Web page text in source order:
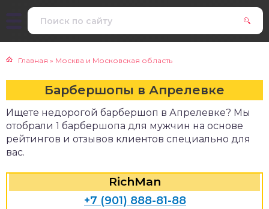
Главная » Москва и Московская область
Барбершопы в Апрелевке
Ищете недорогой барбершоп в Апрелевке? Мы
отобрали 1 барбершопа для мужчин на основе
рейтингов и отзывов клиентов специально для
вас.
RichMan
+7 (901) 888-81-88